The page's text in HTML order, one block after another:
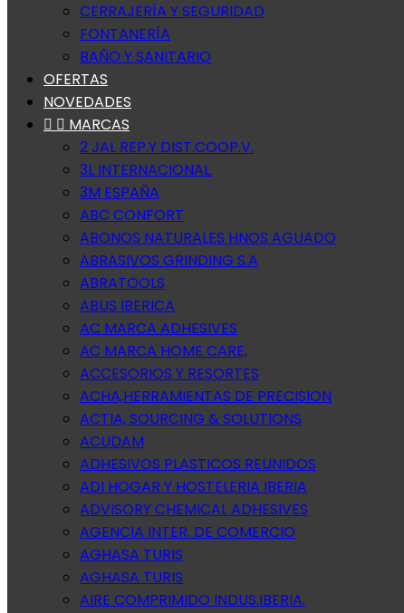
CERRAJERÍA Y SEGURIDAD
FONTANERÍA
BAÑO Y SANITARIO
OFERTAS
NOVEDADES
  MARCAS
2 JAL REP.Y DIST.COOP.V.
3L INTERNACIONAL.
3M ESPAÑA
ABC CONFORT
ABONOS NATURALES HNOS AGUADO
ABRASIVOS GRINDING S.A
ABRATOOLS
ABUS IBERICA
AC MARCA ADHESIVES
AC MARCA HOME CARE,
ACCESORIOS Y RESORTES
ACHA,HERRAMIENTAS DE PRECISION
ACTIA, SOURCING & SOLUTIONS
ACUDAM
ADHESIVOS PLASTICOS REUNIDOS
ADI HOGAR Y HOSTELERIA IBERIA
ADVISORY CHEMICAL ADHESIVES
AGENCIA INTER. DE COMERCIO
AGHASA TURIS
AGHASA TURIS
AIRE COMPRIMIDO INDUS.IBERIA.